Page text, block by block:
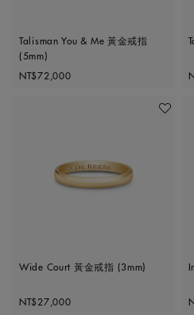
Talisman You & Me 黃金戒指
(5mm)
Original price
NT$72,000
加入喜愛
Wide Court 黃金戒指 (3mm)
Original price
NT$27,000